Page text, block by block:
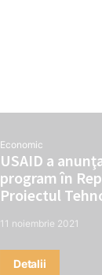
Economic
USAID a
program în
Proiectul
11 noiembrie 2021
Detalii